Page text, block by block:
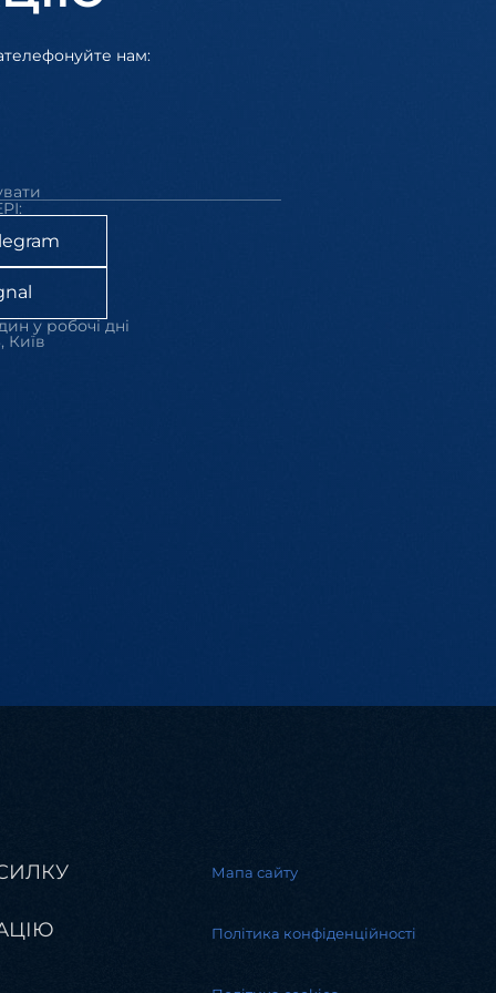
нам:
у робочі дні
Київ
Мапа сайту
Політика конфіденційності